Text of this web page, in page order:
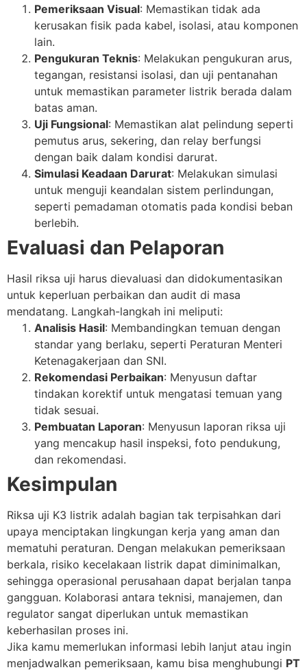
Pemeriksaan Visual: Memastikan tidak ada
kerusakan fisik pada kabel, isolasi, atau komponen
lain.
Pengukuran Teknis: Melakukan pengukuran arus,
tegangan, resistansi isolasi, dan uji pentanahan
untuk memastikan parameter listrik berada dalam
batas aman.
Uji Fungsional: Memastikan alat pelindung seperti
pemutus arus, sekering, dan relay berfungsi
dengan baik dalam kondisi darurat.
Simulasi Keadaan Darurat: Melakukan simulasi
untuk menguji keandalan sistem perlindungan,
seperti pemadaman otomatis pada kondisi beban
berlebih.
Evaluasi dan Pelaporan
Hasil riksa uji harus dievaluasi dan didokumentasikan
untuk keperluan perbaikan dan audit di masa
mendatang. Langkah-langkah ini meliputi:
Analisis Hasil: Membandingkan temuan dengan
standar yang berlaku, seperti Peraturan Menteri
Ketenagakerjaan dan SNI.
Rekomendasi Perbaikan: Menyusun daftar
tindakan korektif untuk mengatasi temuan yang
tidak sesuai.
Pembuatan Laporan: Menyusun laporan riksa uji
yang mencakup hasil inspeksi, foto pendukung,
dan rekomendasi.
Kesimpulan
Riksa uji K3 listrik adalah bagian tak terpisahkan dari
upaya menciptakan lingkungan kerja yang aman dan
mematuhi peraturan. Dengan melakukan pemeriksaan
berkala, risiko kecelakaan listrik dapat diminimalkan,
sehingga operasional perusahaan dapat berjalan tanpa
gangguan. Kolaborasi antara teknisi, manajemen, dan
regulator sangat diperlukan untuk memastikan
keberhasilan proses ini.
Jika kamu memerlukan informasi lebih lanjut atau ingin
menjadwalkan pemeriksaan, kamu bisa menghubungi PT